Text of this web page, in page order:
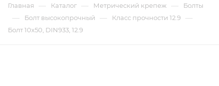
Главная — Каталог — Метрический крепеж — Болты
— Болт высокопрочный — Класс прочности 12.9 —
Болт 10х50, DIN933, 12.9